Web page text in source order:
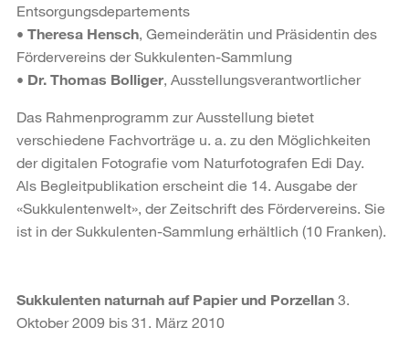
Entsorgungsdepartements
• Theresa Hensch , Gemeinderätin und Präsidentin des
Fördervereins der Sukkulenten-Sammlung
• Dr. Thomas Bolliger, Ausstellungsverantwortlicher
Das Rahmenprogramm zur Ausstellung bietet
verschiedene Fachvorträge u. a. zu den Möglichkeiten
der digitalen Fotografie vom Naturfotografen Edi Day.
Als Begleitpublikation erscheint die 14. Ausgabe der
«Sukkulentenwelt», der Zeitschrift des Fördervereins. Sie
ist in der Sukkulenten-Sammlung erhältlich (10 Franken).
Sukkulenten naturnah auf Papier und Porzellan 3.
Oktober 2009 bis 31. März 2010